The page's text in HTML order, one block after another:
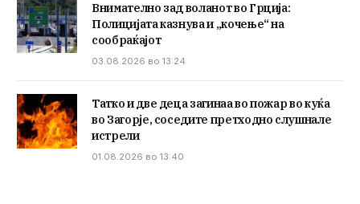
Внимателно зад воланот во Грција:
Полицијата казнува и „кочење“ на
сообраќајот
03.08.2026 во 13:24
Татко и две деца загинаа во пожар во куќа
во Загорје, соседите претходно слушнале
истрели
01.08.2026 во 13:40